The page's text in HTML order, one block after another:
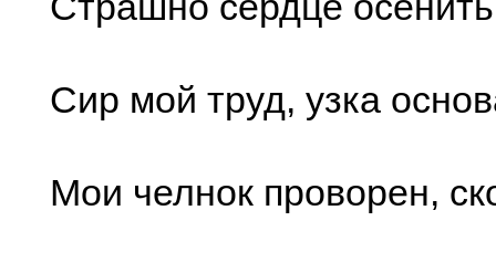
Сир мой труд, узка
Мои челнок проворен,